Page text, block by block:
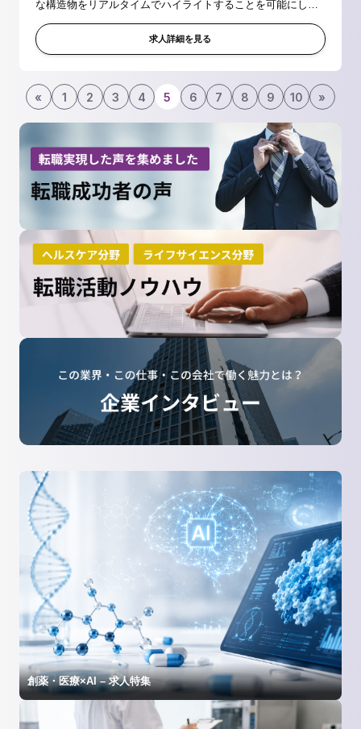
な構造物をリアルタイムでハイライトすることを可能にして
おり、その開発には解剖学や手術手技の知見に基づく高品質
な学習データの構築が欠かせません...
求人詳細を見る
« 1 2 3 4 5 6 7 8 9 10 »
創薬・医療×AI – 求人特集